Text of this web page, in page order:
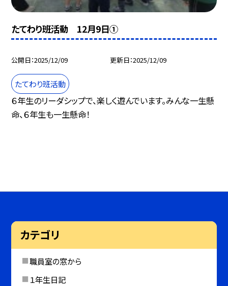
たてわり班活動 12月9日①
公開日 2025/12/09 更新日 2025/12/09
たてわり班活動
６年生のリーダシップで、楽しく遊んでいます。みんな一生懸
命、６年生も一生懸命！
カテゴリ
職員室の窓から
１年生日記